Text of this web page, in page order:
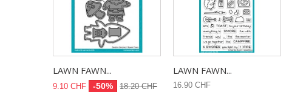
LAWN FAWN...
9.10 CHF -50% 18.20 CHF
LAWN FAWN...
16.90 CHF